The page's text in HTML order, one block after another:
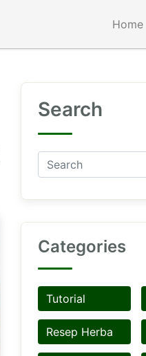
Home
Search
Categories
Tutorial
Resep Herba